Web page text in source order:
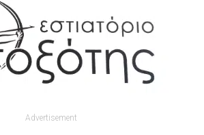
Advertisement